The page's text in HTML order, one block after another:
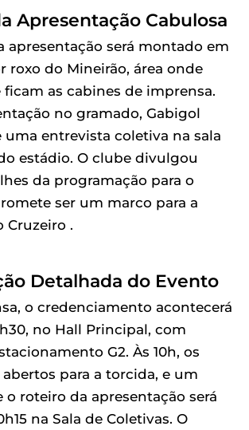
Apresentação Cabulosa
apresentação será montado em
roxo do Mineirão, área onde
as cabines de imprensa.
no gramado, Gabigol
uma entrevista coletiva na sala
estádio. O clube divulgou
da programação para o
ser um marco para a
Cruzeiro .
Detalhada do Evento
o credenciamento acontecerá
no Hall Principal, com
G2. Às 10h, os
para a torcida, e um
roteiro da apresentação será
na Sala de Coletivas. O